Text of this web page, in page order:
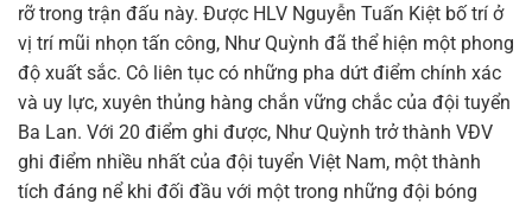
rỡ trong trận đấu này. Được HLV Nguyễn Tuấn Kiệt bố trí ở
vị trí mũi nhọn tấn công, Như Quỳnh đã thể hiện một phong
độ xuất sắc. Cô liên tục có những pha dứt điểm chính xác
và uy lực, xuyên thủng hàng chắn vững chắc của đội tuyển
Ba Lan. Với 20 điểm ghi được, Như Quỳnh trở thành VĐV
ghi điểm nhiều nhất của đội tuyển Việt Nam, một thành
tích đáng nể khi đối đầu với một trong những đội bóng